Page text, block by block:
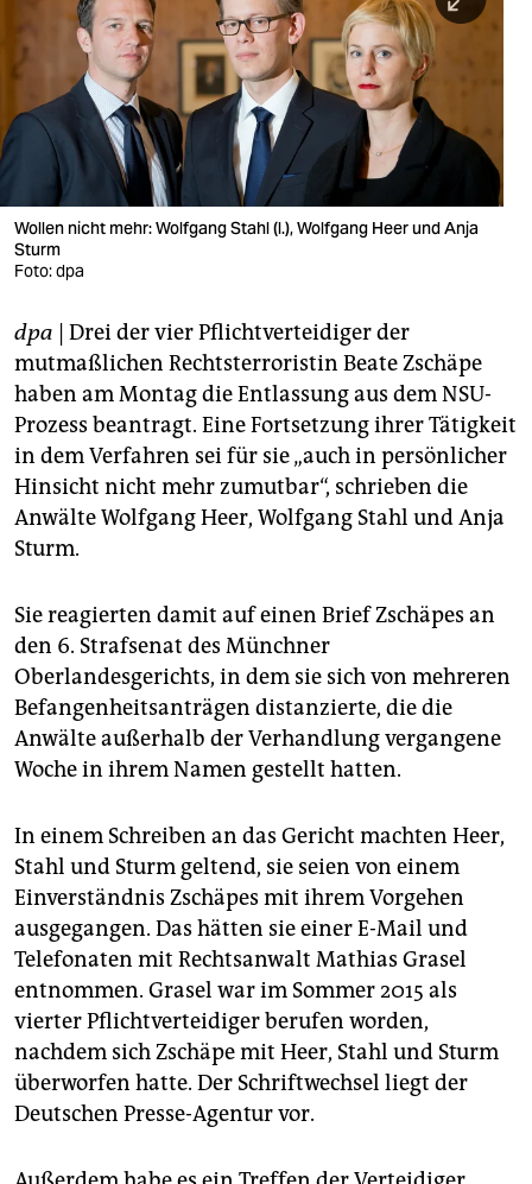
nord
wahrheit
verlag
verlag
veranstaltungen
fragen & hilfe
unterstützen
abo
genossenschaft
epaper login
Wollen nicht mehr: Wolfgang Stahl (l.), Wolfgang Heer und Anja
Sturm
Foto: dpa
dpa | Drei der vier Pflichtverteidiger der
mutmaßlichen Rechtsterroristin Beate Zschäpe
haben am Montag die Entlassung aus dem NSU-
Prozess beantragt. Eine Fortsetzung ihrer Tätigkeit
in dem Verfahren sei für sie „auch in persönlicher
Hinsicht nicht mehr zumutbar“, schrieben die
Anwälte Wolfgang Heer, Wolfgang Stahl und Anja
Sturm.
Sie reagierten damit auf einen Brief Zschäpes an
den 6. Strafsenat des Münchner
Oberlandesgerichts, in dem sie sich von mehreren
Befangenheitsanträgen distanzierte, die die
Anwälte außerhalb der Verhandlung vergangene
Woche in ihrem Namen gestellt hatten.
In einem Schreiben an das Gericht machten Heer,
Stahl und Sturm geltend, sie seien von einem
Einverständnis Zschäpes mit ihrem Vorgehen
ausgegangen. Das hätten sie einer E-Mail und
Telefonaten mit Rechtsanwalt Mathias Grasel
entnommen. Grasel war im Sommer 2015 als
vierter Pflichtverteidiger berufen worden,
nachdem sich Zschäpe mit Heer, Stahl und Sturm
überworfen hatte. Der Schriftwechsel liegt der
Deutschen Presse-Agentur vor.